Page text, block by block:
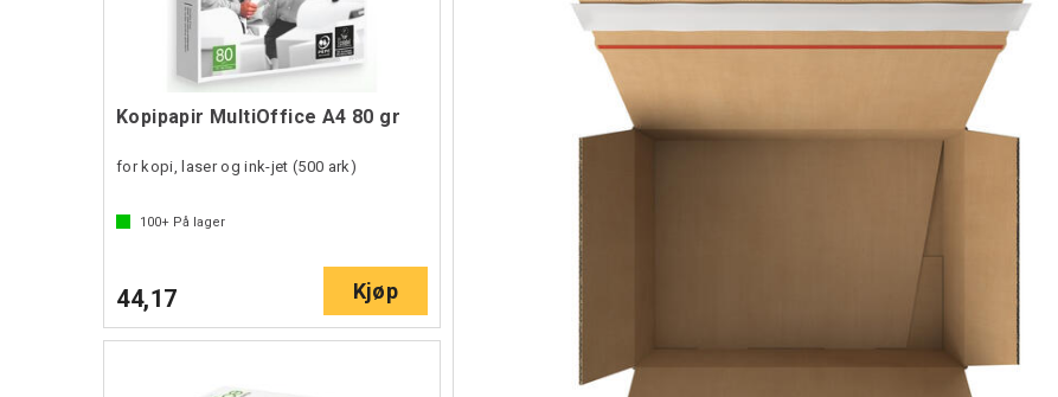
Kopipapir MultiOffice A4 80 gr
for kopi, laser og ink-jet (500 ark)
100+ På lager
44,17 Kjøp